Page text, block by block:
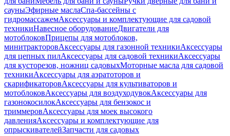
сауныЭфирные маслаСпа-бассейны с
гидромассажемАксессуары и комплектующие для садовой
техникиНавесное оборудованиеДвигатели для
мотоблоковПрицепы для мотоблоков,
минитракторовАксессуары для газонной техникиАксессуары
для цепных пилАксессуары для садовой техникиАксессуары
для кусторезов, ножниц садовыхМоторные масла для садовой
техникиАксессуары для аэратоторов и
скарификаторовАксессуары для культиваторов и
мотоблоковАксессуары для воздуходувокАксессуары для
газонокосилокАксессуары для бензокос и
триммеровАксессуары для моек высокого
давленияАксессуары и комплектующие для
опрыскивателейЗапчасти для садовых